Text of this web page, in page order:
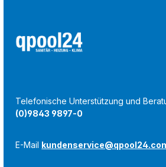
Telefonische Unterstützung und
(0)9843 9897-0
E-Mail